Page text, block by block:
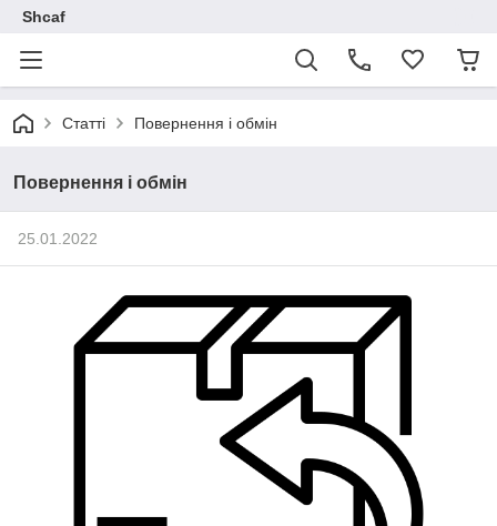
Shcaf
Статті Повернення і обмін
Повернення і обмін
25.01.2022